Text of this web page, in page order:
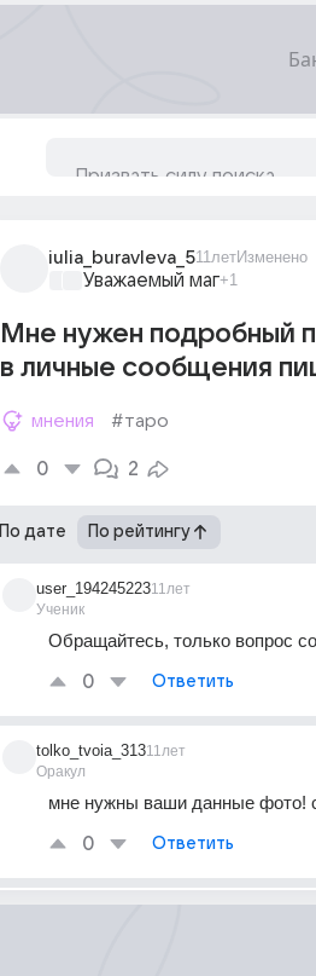
iulia_buravleva_511летИзменено
Уважаемый маг+1
Мне нужен подробный
в личные сообщения
мнения #таро
0 2
По дате По рейтингу
user_194245223
Ученик
11лет
Обращайтесь, только вопрос
0 Ответить
tolko_tvoia_313
Оракул
11лет
мне нужны ваши данные фото!
0 Ответить